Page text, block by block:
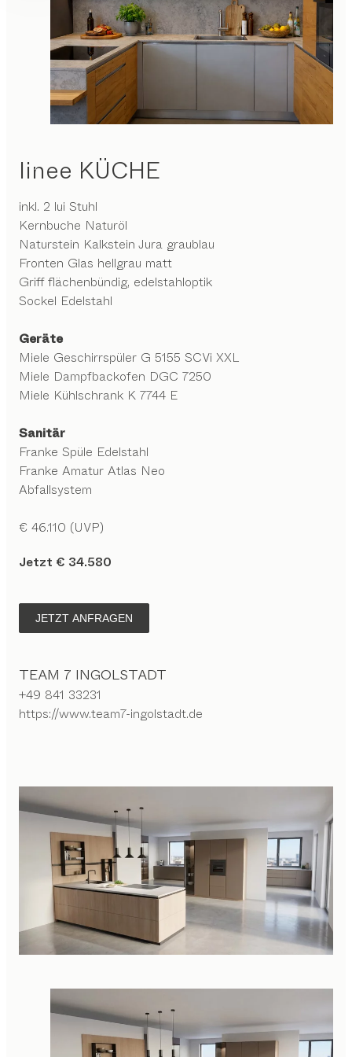
linee KÜCHE
inkl. 2 lui Stuhl
Kernbuche Naturöl
Naturstein Kalkstein Jura graublau
Fronten Glas hellgrau matt
Griff flächenbündig, edelstahloptik
Sockel Edelstahl
Geräte
Miele Geschirrspüler G 5155 SCVi XXL
Miele Dampfbackofen DGC 7250
Miele Kühlschrank K 7744 E
Sanitär
Franke Spüle Edelstahl
Franke Amatur Atlas Neo
Abfallsystem
€ 46.110 (UVP)
Jetzt € 34.580
JETZT ANFRAGEN
TEAM 7 INGOLSTADT
+49 841 33231
https://www.team7-ingolstadt.de